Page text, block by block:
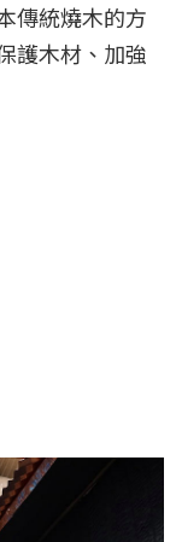
傳統燒木的方
護木材、加強